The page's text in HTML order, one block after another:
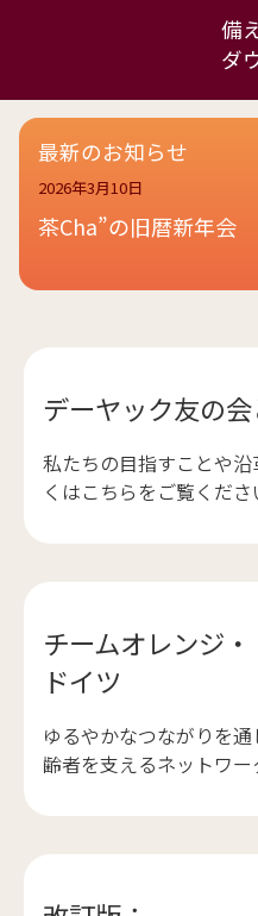
備
ダ
最新のお知らせ
2026年3月10日
茶Cha”の旧暦新年会
デーヤック友の
私たちの目指すことや
くはこちらをご覧くださ
チームオレンジ・
ドイツ
ゆるやかなつながりを
齢者を支えるネットワー